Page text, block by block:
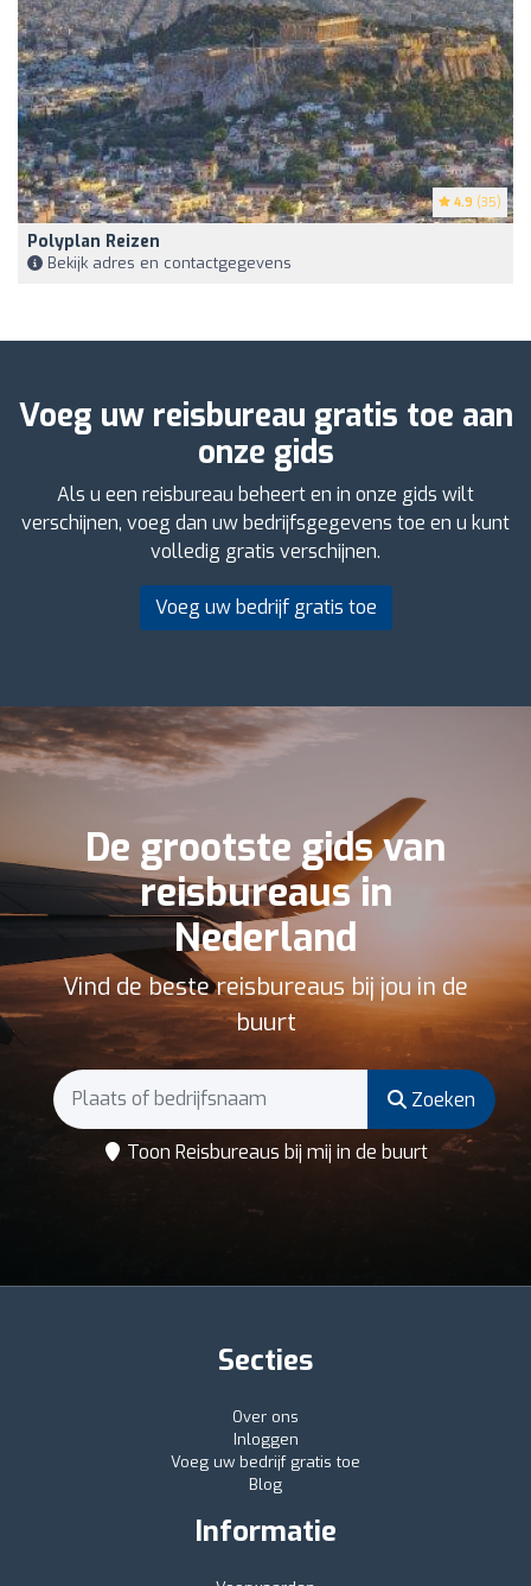
4.9 (35)
Polyplan Reizen
Bekijk adres en contactgegevens
Voeg uw reisbureau gratis toe aan
onze gids
Als u een reisbureau beheert en in onze gids wilt
verschijnen, voeg dan uw bedrijfsgegevens toe en u kunt
volledig gratis verschijnen.
Voeg uw bedrijf gratis toe
De grootste gids van
reisbureaus in
Nederland
Vind de beste reisbureaus bij jou in de
buurt
Zoeken
Toon Reisbureaus bij mij in de buurt
Secties
Over ons
Inloggen
Voeg uw bedrijf gratis toe
Blog
Informatie